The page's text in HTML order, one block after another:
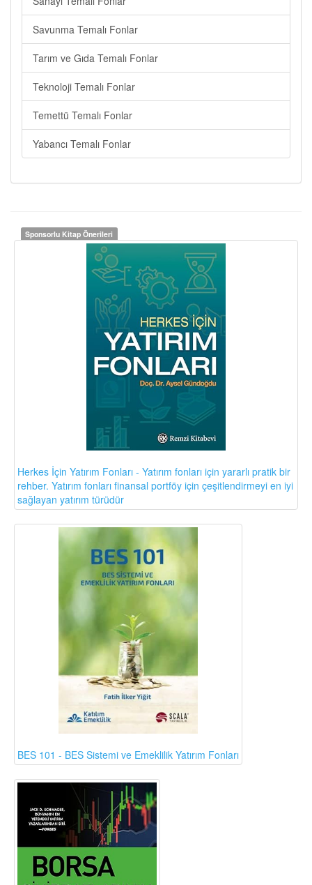
Savunma Temalı Fonlar
Tarım ve Gıda Temalı Fonlar
Teknoloji Temalı Fonlar
Temettü Temalı Fonlar
Yabancı Temalı Fonlar
Sponsorlu Kitap Önerileri
Herkes İçin Yatırım Fonları - Yatırım fonları için yararlı pratik bir
rehber. Yatırım fonları finansal portföy için çeşitlendirmeyi en iyi
sağlayan yatırım türüdür
BES 101 - BES Sistemi ve Emeklilik Yatırım Fonları